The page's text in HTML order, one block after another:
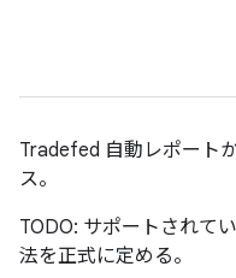
Tradefed 自動レポート
ス。
TODO: サポートされて
法を正式に定める。